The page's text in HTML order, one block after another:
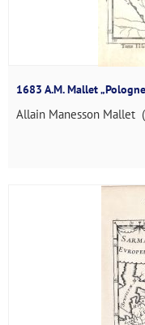
1683 A.M. Mallet
Allain Manesson Mallet